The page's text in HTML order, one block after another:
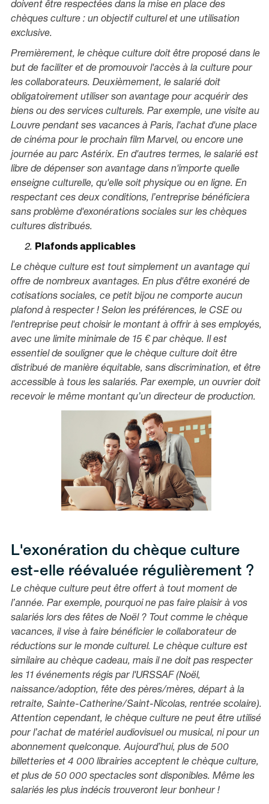
doivent être respectées dans la mise en place des
chèques culture : un objectif culturel et une utilisation
exclusive.
Premièrement, le chèque culture doit être proposé dans le
but de faciliter et de promouvoir l'accès à la culture pour
les collaborateurs. Deuxièmement, le salarié doit
obligatoirement utiliser son avantage pour acquérir des
biens ou des services culturels. Par exemple, une visite au
Louvre pendant ses vacances à Paris, l'achat d'une place
de cinéma pour le prochain film Marvel, ou encore une
journée au parc Astérix. En d'autres termes, le salarié est
libre de dépenser son avantage dans n'importe quelle
enseigne culturelle, qu'elle soit physique ou en ligne. En
respectant ces deux conditions, l’entreprise bénéficiera
sans problème d'exonérations sociales sur les chèques
cultures distribués.
Plafonds applicables
Le chèque culture est tout simplement un avantage qui
offre de nombreux avantages. En plus d'être exonéré de
cotisations sociales, ce petit bijou ne comporte aucun
plafond à respecter ! Selon les préférences, le CSE ou
l'entreprise peut choisir le montant à offrir à ses employés,
avec une limite minimale de 15 € par chèque. Il est
essentiel de souligner que le chèque culture doit être
distribué de manière équitable, sans discrimination, et être
accessible à tous les salariés. Par exemple, un ouvrier doit
recevoir le même montant qu’un directeur de production.
L'exonération du chèque culture
est-elle réévaluée régulièrement ?
Le chèque culture peut être offert à tout moment de
l’année. Par exemple, pourquoi ne pas faire plaisir à vos
salariés lors des fêtes de Noël ? Tout comme le chèque
vacances, il vise à faire bénéficier le collaborateur de
réductions sur le monde culturel. Le chèque culture est
similaire au chèque cadeau, mais il ne doit pas respecter
les 11 événements régis par l'URSSAF (Noël,
naissance/adoption, fête des pères/mères, départ à la
retraite, Sainte-Catherine/Saint-Nicolas, rentrée scolaire).
Attention cependant, le chèque culture ne peut être utilisé
pour l’achat de matériel audiovisuel ou musical, ni pour un
abonnement quelconque. Aujourd’hui, plus de 500
billetteries et 4 000 librairies acceptent le chèque culture,
et plus de 50 000 spectacles sont disponibles. Même les
salariés les plus indécis trouveront leur bonheur !